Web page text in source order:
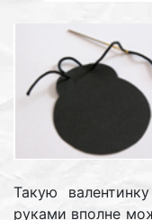
Такую
руками вполне